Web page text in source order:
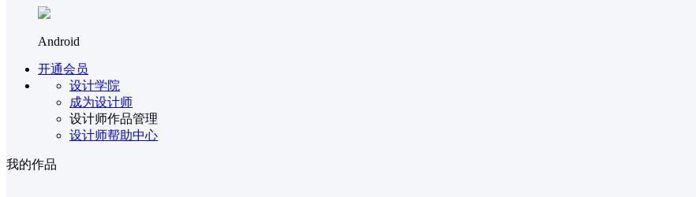
Android
开通会员
设计学院
成为设计师
设计师作品管理
设计师帮助中心
我的作品